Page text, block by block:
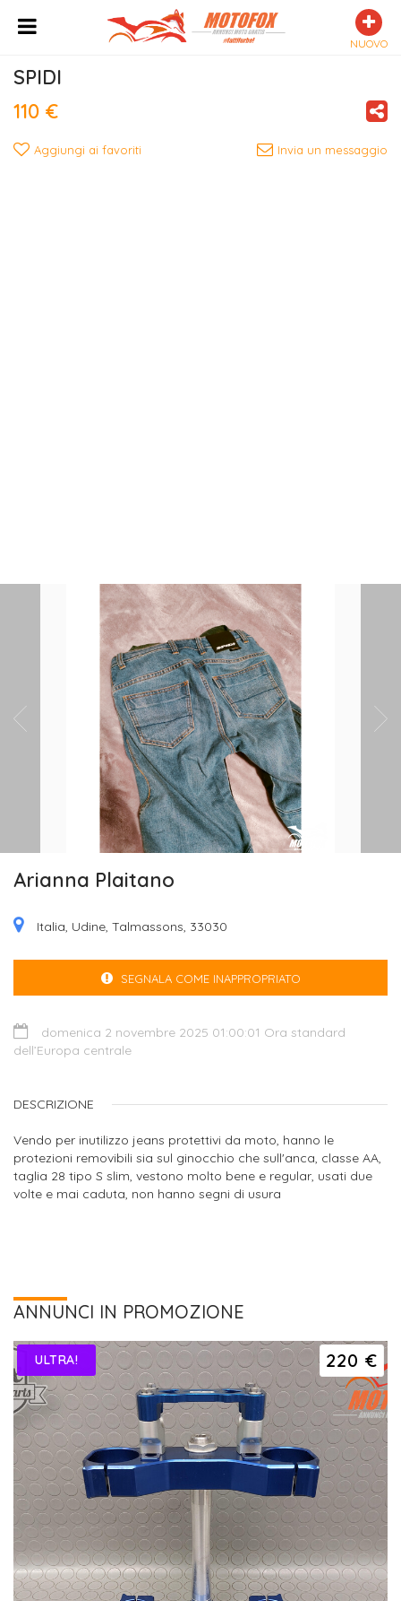
NUOVO
SPIDI
110 €
Aggiungi ai favoriti Invia un messaggio
Arianna Plaitano
Italia, Udine, Talmassons, 33030
SEGNALA COME INAPPROPRIATO
domenica 2 novembre 2025 01:00:01 Ora standard
dell’Europa centrale
DESCRIZIONE
Vendo per inutilizzo jeans protettivi da moto, hanno le
protezioni removibili sia sul ginocchio che sull'anca, classe AA,
taglia 28 tipo S slim, vestono molto bene e regular, usati due
volte e mai caduta, non hanno segni di usura
ANNUNCI IN PROMOZIONE
220 €
ULTRA!